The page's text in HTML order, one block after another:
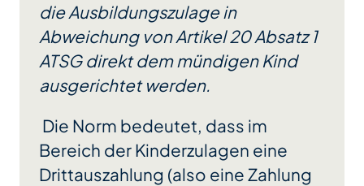
die Ausbildungszulage in
Abweichung von Artikel 20 Absatz 1
ATSG direkt dem mündigen Kind
ausgerichtet werden.
Die Norm bedeutet, dass im
Bereich der Kinderzulagen eine
Drittauszahlung (also eine Zahlung